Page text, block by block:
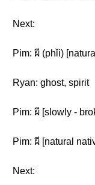
Next:
Pim: ผี (phǐi)
Ryan: ghost, spirit
Pim: ผี [slowly -
Pim: ผี [natural
Next: